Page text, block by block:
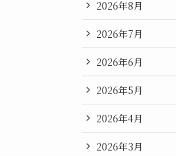
2026年8月
2026年7月
2026年6月
2026年5月
2026年4月
2026年3月